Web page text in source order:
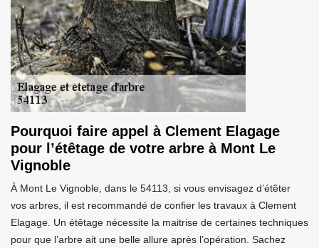
Pourquoi faire appel à Clement Elagage
pour l’étêtage de votre arbre à Mont Le
Vignoble
À Mont Le Vignoble, dans le 54113, si vous envisagez d’étêter
vos arbres, il est recommandé de confier les travaux à Clement
Elagage. Un étêtage nécessite la maitrise de certaines techniques
pour que l’arbre ait une belle allure après l’opération. Sachez